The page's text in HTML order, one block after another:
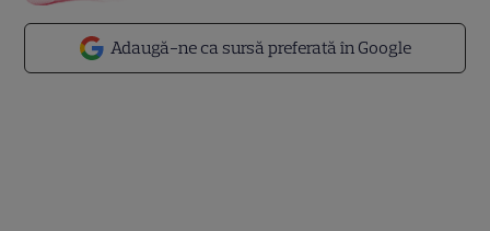
Adaugă-ne ca sursă preferată în Google